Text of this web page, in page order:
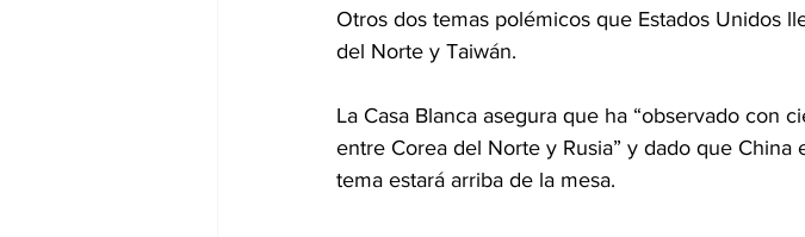
Otros dos temas polémicos que Estados Unidos
del Norte y Taiwán.
La Casa Blanca asegura que ha “observado con
entre Corea del Norte y Rusia” y dado que China
tema estará arriba de la mesa.